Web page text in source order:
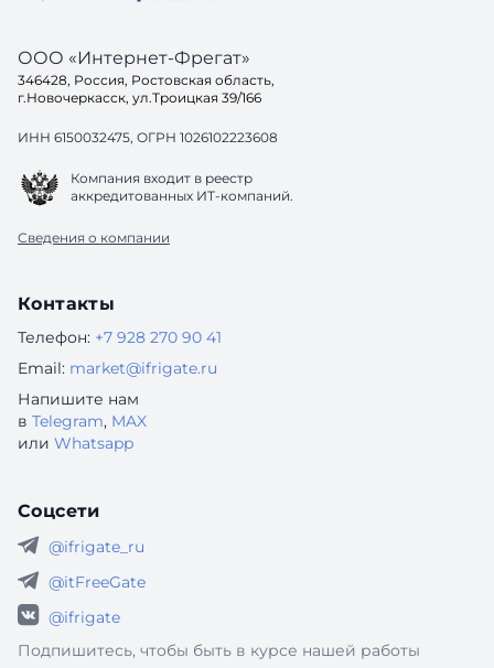
ООО «Интернет-Фрегат»
346428, Россия, Ростовская область,
г.Новочеркасск, ул.Троицкая 39/166
ИНН 6150032475, ОГРН 1026102223608
Компания входит в реестр
аккредитованных ИТ-компаний.
Сведения о компании
Контакты
Телефон: +7 928 270 90 41
Email: market@ifrigate.ru
Напишите нам
в Telegram, MAX
или Whatsapp
Соцсети
@ifrigate_ru
@itFreeGate
@ifrigate
Подпишитесь, чтобы быть в курсе нашей работы